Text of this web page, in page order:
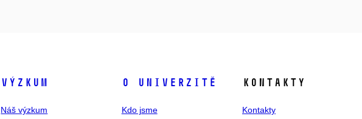
Výzkum
Náš výzkum
O univerzitě
Kdo jsme
Kontakty
Kontakty